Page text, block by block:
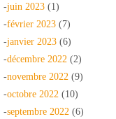
-juin 2023 (1)
-février 2023 (7)
-janvier 2023 (6)
-décembre 2022 (2)
-novembre 2022 (9)
-octobre 2022 (10)
-septembre 2022 (6)